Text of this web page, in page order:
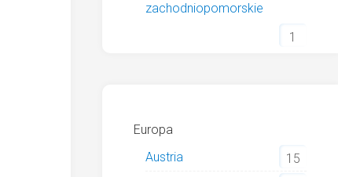
zachodniopomorskie
1
Europa
Austria
15